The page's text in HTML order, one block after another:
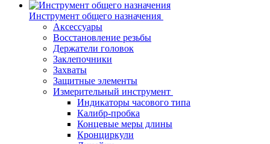
Инструмент общего назначения
Аксессуары
Восстановление резьбы
Держатели головок
Заклепочники
Захваты
Защитные элементы
Измерительный инструмент
Индикаторы часового типа
Калибр-пробка
Концевые меры длины
Кронциркули